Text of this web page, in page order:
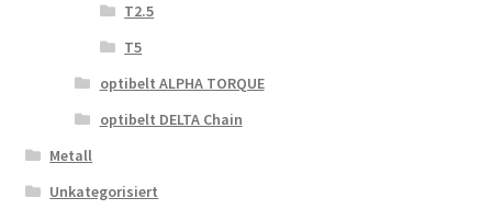
T2.5
T5
optibelt ALPHA TORQUE
optibelt DELTA Chain
Metall
Unkategorisiert